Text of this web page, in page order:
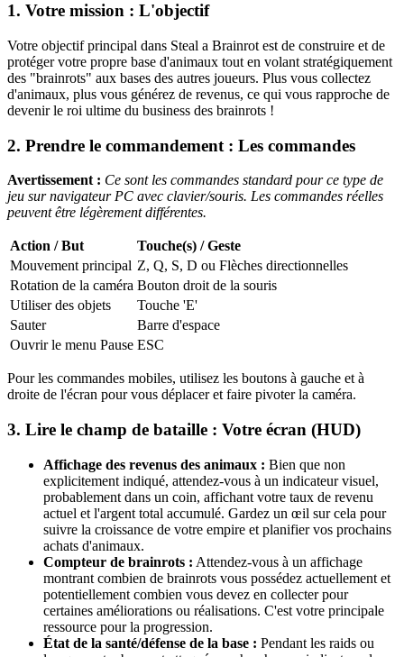
1. Votre mission : L'objectif
Votre objectif principal dans Steal a Brainrot est de construire et de
protéger votre propre base d'animaux tout en volant stratégiquement
des "brainrots" aux bases des autres joueurs. Plus vous collectez
d'animaux, plus vous générez de revenus, ce qui vous rapproche de
devenir le roi ultime du business des brainrots !
2. Prendre le commandement : Les commandes
Avertissement : Ce sont les commandes standard pour ce type de
jeu sur navigateur PC avec clavier/souris. Les commandes réelles
peuvent être légèrement différentes.
Action / But
Touche(s) / Geste
Mouvement principal Z, Q, S, D ou Flèches directionnelles
Rotation de la caméra Bouton droit de la souris
Utiliser des objets
Touche 'E'
Sauter
Barre d'espace
Ouvrir le menu Pause ESC
Pour les commandes mobiles, utilisez les boutons à gauche et à
droite de l'écran pour vous déplacer et faire pivoter la caméra.
3. Lire le champ de bataille : Votre écran (HUD)
Affichage des revenus des animaux : Bien que non
explicitement indiqué, attendez-vous à un indicateur visuel,
probablement dans un coin, affichant votre taux de revenu
actuel et l'argent total accumulé. Gardez un œil sur cela pour
suivre la croissance de votre empire et planifier vos prochains
achats d'animaux.
Compteur de brainrots : Attendez-vous à un affichage
montrant combien de brainrots vous possédez actuellement et
potentiellement combien vous devez en collecter pour
certaines améliorations ou réalisations. C'est votre principale
ressource pour la progression.
État de la santé/défense de la base : Pendant les raids ou